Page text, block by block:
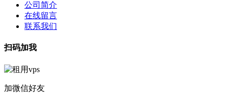
公司简介
在线留言
联系我们
扫码加我
加微信好友